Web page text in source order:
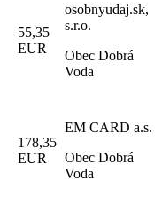
55,35
EUR
osobnyudaj.sk,
s.r.o.
Obec Dobrá
Voda
178,35
EUR
EM CARD a.s.
Obec Dobrá
Voda